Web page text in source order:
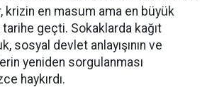
krizin en masum ama en büyük
tarihe geçti. Sokaklarda kağıt
sosyal devlet anlayışının ve
yeniden sorgulanması
haykırdı.